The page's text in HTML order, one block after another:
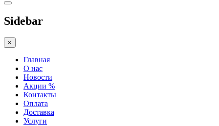
Sidebar
×
Главная
О нас
Новости
Акции %
Контакты
Оплата
Доставка
Услуги